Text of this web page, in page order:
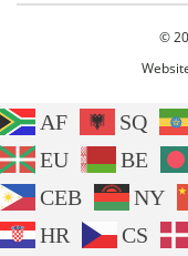
©
AF SQ
EU
BE
CEB
NY
HR
CS